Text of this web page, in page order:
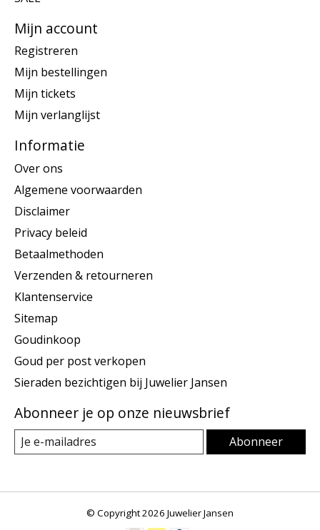
Mijn account
Registreren
Mijn bestellingen
Mijn tickets
Mijn verlanglijst
Informatie
Over ons
Algemene voorwaarden
Disclaimer
Privacy beleid
Betaalmethoden
Verzenden & retourneren
Klantenservice
Sitemap
Goudinkoop
Goud per post verkopen
Sieraden bezichtigen bij Juwelier Jansen
Abonneer je op onze nieuwsbrief
Abonneer
© Copyright 2026 Juwelier Jansen